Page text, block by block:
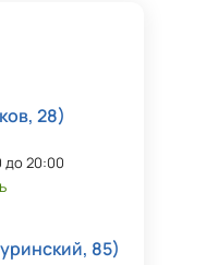
28)
до 20:00
85)